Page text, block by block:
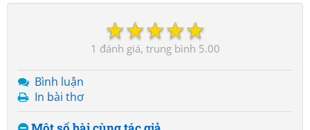
☆
☆
☆
☆
☆
1 5.00
Bình luận
In bài thơ